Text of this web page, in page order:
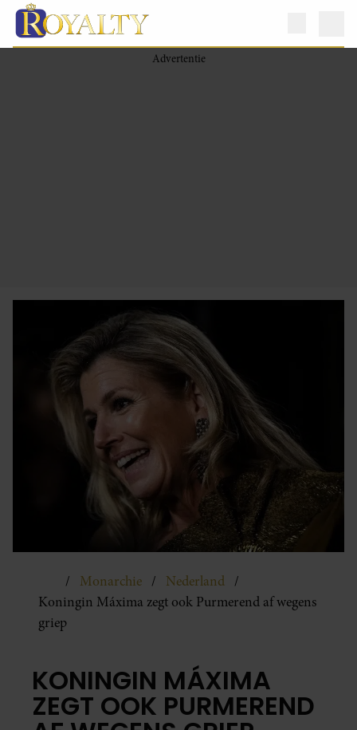
Monarchie
Nederland
Koningin Máxima zegt ook Purmerend af wegens
griep
KONINGIN MÁXIMA
ZEGT OOK PURMEREND